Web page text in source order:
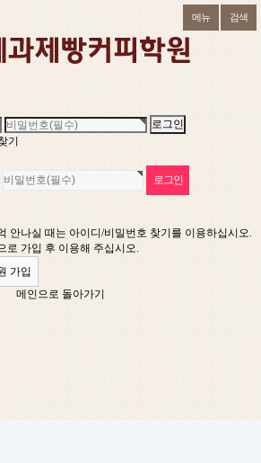
메뉴 검색
기
안나실 때는 아이디/비밀번호 찾기를 이용하십시오.
로 가입 후 이용해 주십시오.
가입
메인으로 돌아가기